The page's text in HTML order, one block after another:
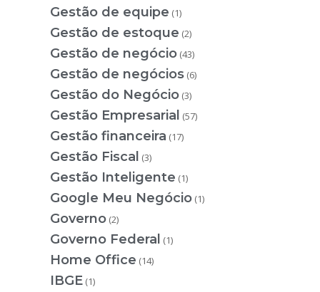
Gestão de equipe (1)
Gestão de estoque (2)
Gestão de negócio (43)
Gestão de negócios (6)
Gestão do Negócio (3)
Gestão Empresarial (57)
Gestão financeira (17)
Gestão Fiscal (3)
Gestão Inteligente (1)
Google Meu Negócio (1)
Governo (2)
Governo Federal (1)
Home Office (14)
IBGE (1)